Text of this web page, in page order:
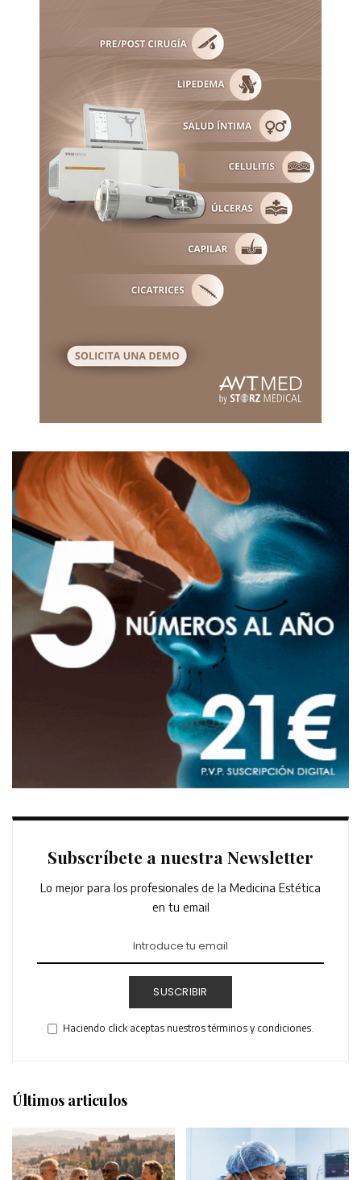
Subscríbete a nuestra Newsletter
Lo mejor para los profesionales de la Medicina Estética
en tu email
SUSCRIBIR
Haciendo click aceptas nuestros términos y condiciones.
Últimos articulos